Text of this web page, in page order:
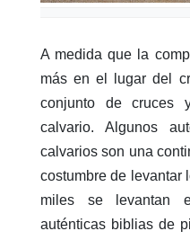
A medida que la
más en el lugar del
conjunto de cruces
calvario. Algunos
calvarios son una
costumbre de levantar
miles se levantan
auténticas biblias de